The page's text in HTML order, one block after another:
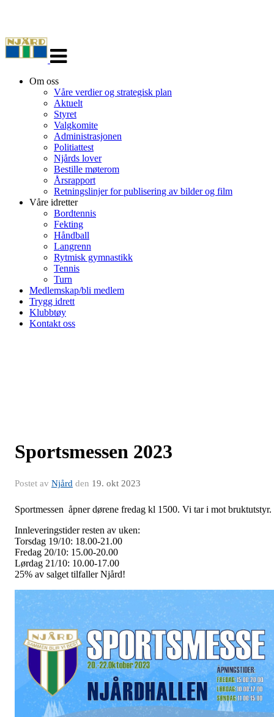
navigasjon
Om oss
Våre verdier og strategisk plan
Aktuelt
Styret
Valgkomite
Administrasjonen
Politiattest
Njårds lover
Bestille møterom
Årsrapport
Retningslinjer for publisering av bilder og film
Våre idretter
Bordtennis
Fekting
Håndball
Langrenn
Rytmisk gymnastikk
Tennis
Turn
Medlemskap/bli medlem
Trygg idrett
Klubbtøy
Kontakt oss
Sportsmessen 2023
Postet av Njård den 19. okt 2023
Sportmessen åpner dørene fredag kl 1500. Vi tar i mot bruktutstyr.
Innleveringstider resten av uken:
Torsdag 19/10: 18.00-21.00
Fredag 20/10: 15.00-20.00
Lørdag 21/10: 10.00-17.00
25% av salget tilfaller Njård!